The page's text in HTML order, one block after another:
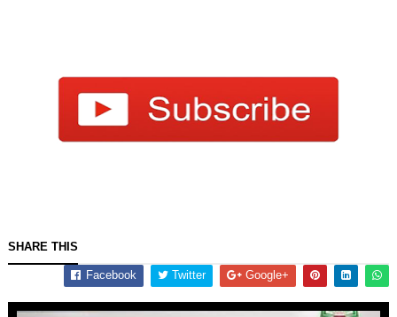
SHARE THIS
Facebook Twitter Google+